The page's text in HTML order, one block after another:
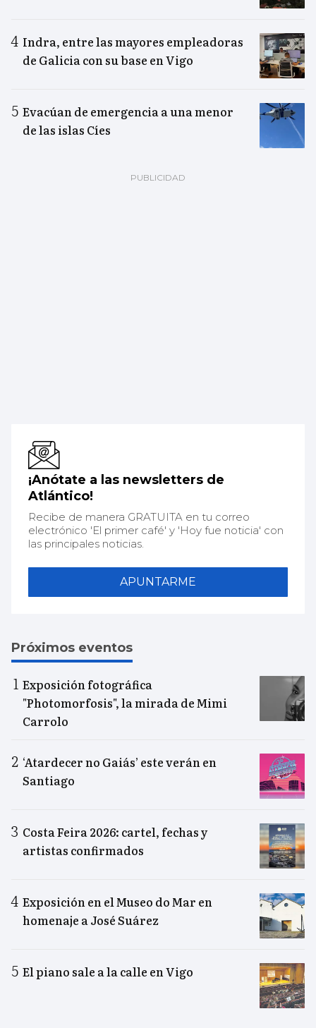
Indra, entre las mayores empleadoras
de Galicia con su base en Vigo
Evacúan de emergencia a una menor
de las islas Cíes
¡Anótate a las newsletters de
Atlántico!
Recibe de manera GRATUITA en tu correo
electrónico 'El primer café' y 'Hoy fue noticia' con
las principales noticias.
APUNTARME
Próximos eventos
Exposición fotográfica
"Photomorfosis", la mirada de Mimi
Carrolo
‘Atardecer no Gaiás’ este verán en
Santiago
Costa Feira 2026: cartel, fechas y
artistas confirmados
Exposición en el Museo do Mar en
homenaje a José Suárez
El piano sale a la calle en Vigo